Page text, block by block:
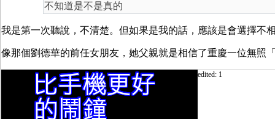
不知道是不是真的
我是第一次聽說，不清楚。但如果是我的話，應該是會選擇不
像那個劉德華的前任女朋友，她父親就是相信了重慶一位無照
edited: 1